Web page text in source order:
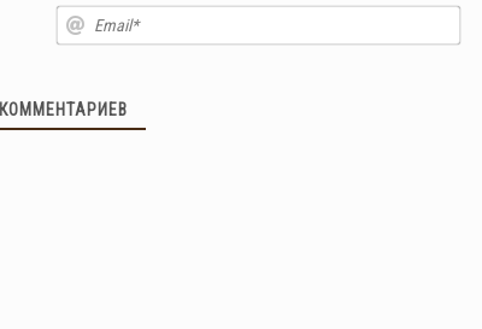
КОММЕНТАРИЕВ